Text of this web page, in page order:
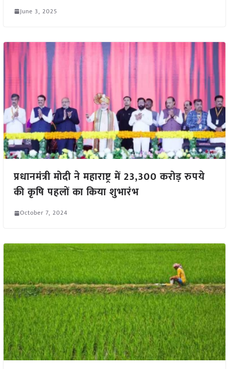
June 3, 2025
प्रधानमंत्री मोदी ने महाराष्ट्र में 23,300 करोड़ रुपये
की कृषि पहलों का किया शुभारंभ
October 7, 2024